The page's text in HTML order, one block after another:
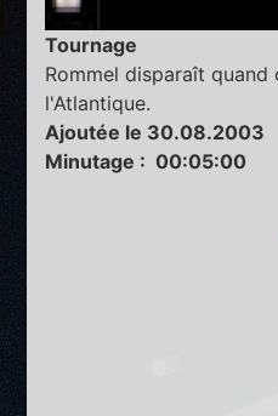
Tournage
Rommel disparaît
l'Atlantique.
Ajoutée le 30.08.2003
Minutage : 00:05:00